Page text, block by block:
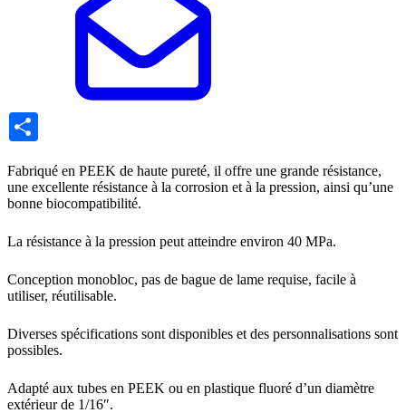
Fabriqué en PEEK de haute pureté, il offre une grande résistance,
une excellente résistance à la corrosion et à la pression, ainsi qu’une
bonne biocompatibilité.
La résistance à la pression peut atteindre environ 40 MPa.
Conception monobloc, pas de bague de lame requise, facile à
utiliser, réutilisable.
Diverses spécifications sont disponibles et des personnalisations sont
possibles.
Adapté aux tubes en PEEK ou en plastique fluoré d’un diamètre
extérieur de 1/16″.